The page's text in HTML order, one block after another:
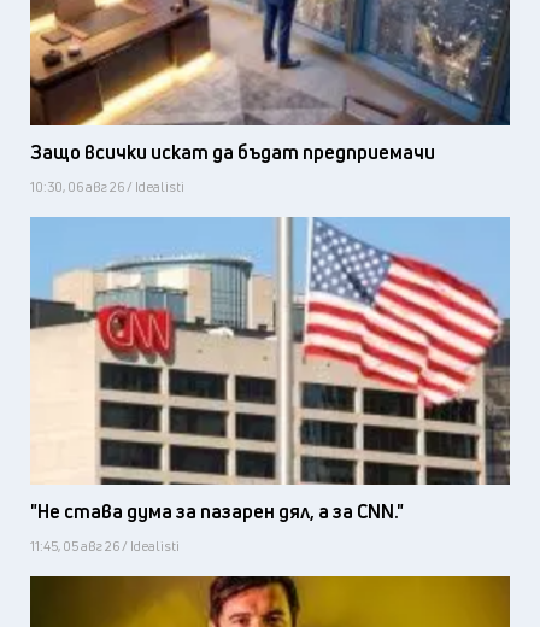
Защо всички искат да бъдат предприемачи
10:30, 06 авг 26 / Idealisti
"Не става дума за пазарен дял, а за CNN."
11:45, 05 авг 26 / Idealisti